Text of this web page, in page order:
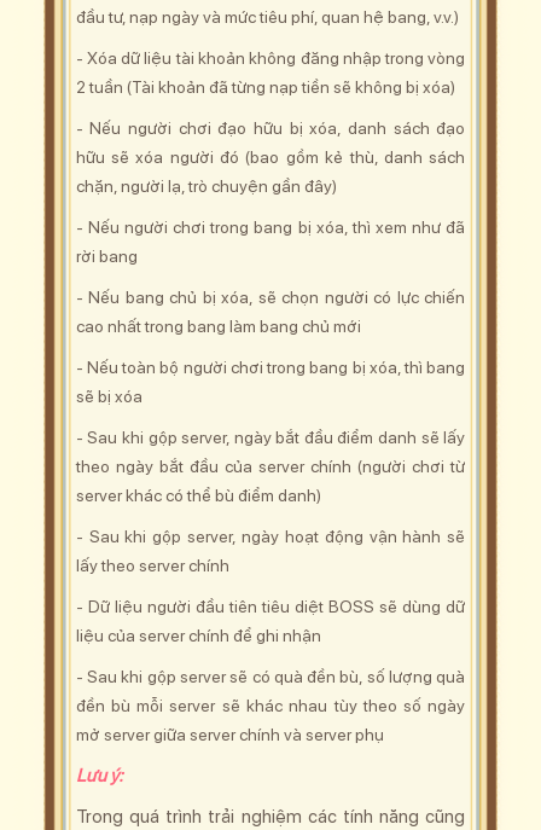
đầu tư, nạp ngày và mức tiêu phí, quan hệ bang, v.v.)
- Xóa dữ liệu tài khoản không đăng nhập trong vòng
2 tuần (Tài khoản đã từng nạp tiền sẽ không bị xóa)
- Nếu người chơi đạo hữu bị xóa, danh sách đạo
hữu sẽ xóa người đó (bao gồm kẻ thù, danh sách
chặn, người lạ, trò chuyện gần đây)
- Nếu người chơi trong bang bị xóa, thì xem như đã
rời bang
- Nếu bang chủ bị xóa, sẽ chọn người có lực chiến
cao nhất trong bang làm bang chủ mới
- Nếu toàn bộ người chơi trong bang bị xóa, thì bang
sẽ bị xóa
- Sau khi gộp server, ngày bắt đầu điểm danh sẽ lấy
theo ngày bắt đầu của server chính (người chơi từ
server khác có thể bù điểm danh)
- Sau khi gộp server, ngày hoạt động vận hành sẽ
lấy theo server chính
- Dữ liệu người đầu tiên tiêu diệt BOSS sẽ dùng dữ
liệu của server chính để ghi nhận
- Sau khi gộp server sẽ có quà đền bù, số lượng quà
đền bù mỗi server sẽ khác nhau tùy theo số ngày
mở server giữa server chính và server phụ
Lưu ý:
Trong quá trình trải nghiệm các tính năng cũng